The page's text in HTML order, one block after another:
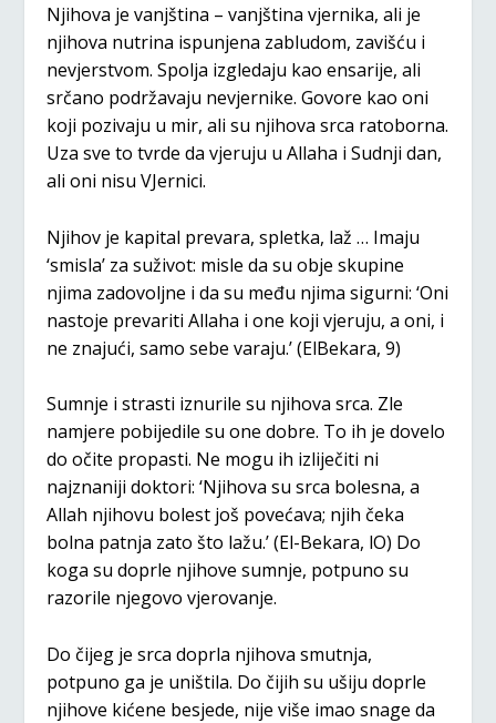
Njihova je vanjština – vanjština vjernika, ali je
njihova nutrina ispunjena zabludom, zavišću i
nevjerstvom. Spolja izgledaju kao ensarije, ali
srčano podržavaju nevjernike. Govore kao oni
koji pozivaju u mir, ali su njihova srca ratoborna.
Uza sve to tvrde da vjeruju u Allaha i Sudnji dan,
ali oni nisu VJernici.
Njihov je kapital prevara, spletka, laž … Imaju
‘smisla’ za suživot: misle da su obje skupine
njima zadovoljne i da su među njima sigurni: ‘Oni
nastoje prevariti Allaha i one koji vjeruju, a oni, i
ne znajući, samo sebe varaju.’ (ElBekara, 9)
Sumnje i strasti iznurile su njihova srca. Zle
namjere pobijedile su one dobre. To ih je dovelo
do očite propasti. Ne mogu ih izliječiti ni
najznaniji doktori: ‘Njihova su srca bolesna, a
Allah njihovu bolest još povećava; njih čeka
bolna patnja zato što lažu.’ (El-Bekara, lO) Do
koga su doprle njihove sumnje, potpuno su
razorile njegovo vjerovanje.
Do čijeg je srca doprla njihova smutnja,
potpuno ga je uništila. Do čijih su ušiju doprle
njihove kićene besjede, nije više imao snage da